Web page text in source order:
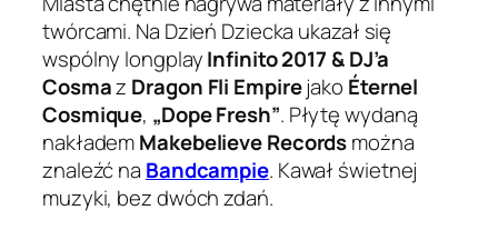
twórcami. Na Dzień Dziecka ukazał się
wspólny longplayInfinito 2017 & DJ’a
Cosmaz Dragon Fli Empirejako Éternel
Cosmique, „Dope Fresh”. Płytę wydaną
nakłademMakebelieve Recordsmożna
znaleźć na Bandcampie. Kawał świetnej
muzyki, bez dwóch zdań.